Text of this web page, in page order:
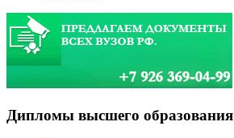
Дипломы высшего образования